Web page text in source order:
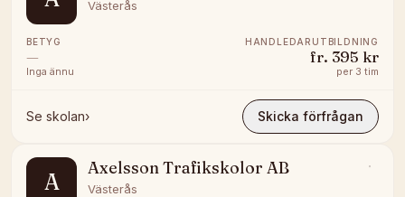
Västerås
BETYG
—
Inga ännu
HANDLEDARUTBILDNING
fr. 395 kr
per 3 tim
Se skolan› Skicka förfrågan
A
Axelsson Trafikskolor AB
Västerås